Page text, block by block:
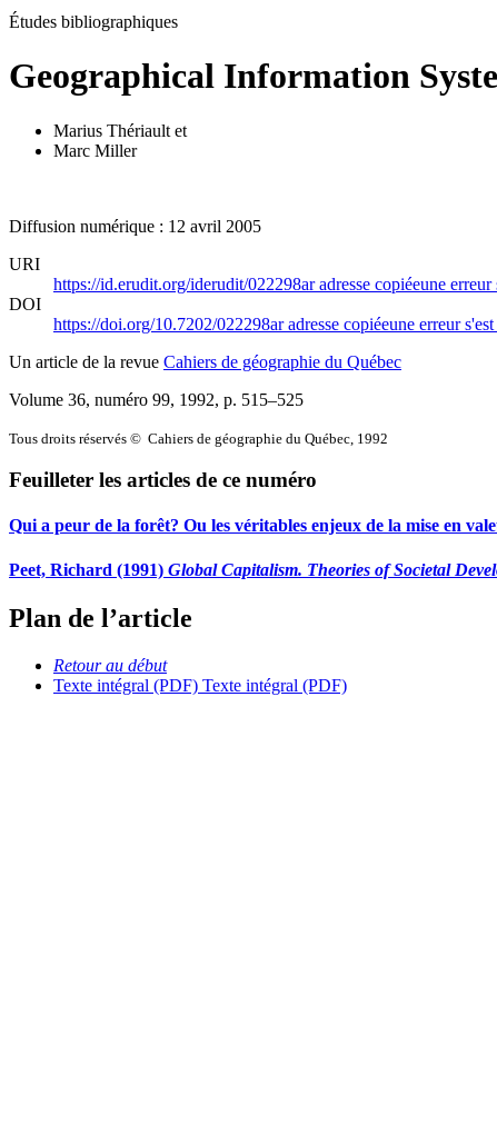
Études bibliographiques
Geographical Information
Marius Thériault et
Marc Miller
Diffusion numérique : 12 avril 2005
URI
https://id.erudit.org/iderudit/022298aradresse copiéeune erreur
DOI
https://doi.org/10.7202/022298aradresse copiéeune erreur
Un article de la revue Cahiers de géographie du Québec
Volume 36, numéro 99, 1992, p. 515–525
Tous droits réservés © Cahiers de géographie du Québec, 1992
Feuilleter les articles de ce numéro
Qui a peur de la forêt? Ou les véritables enjeux de la mise en
Peet, Richard (1991) Global Capitalism. Theories of Societal
Plan de l’article
Retour au début
Texte intégral (PDF) Texte intégral (PDF)